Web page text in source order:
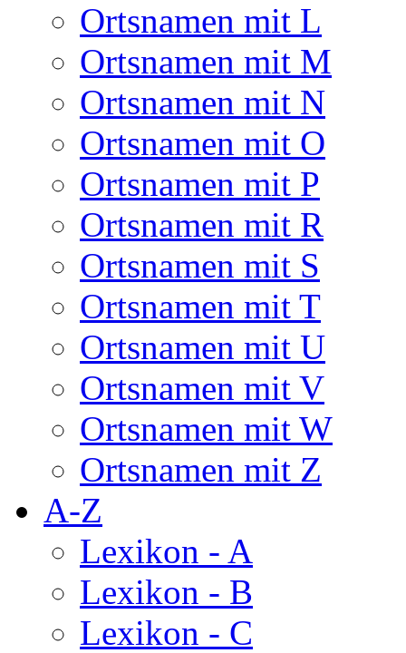
Ortsnamen mit L
Ortsnamen mit M
Ortsnamen mit N
Ortsnamen mit O
Ortsnamen mit P
Ortsnamen mit R
Ortsnamen mit S
Ortsnamen mit T
Ortsnamen mit U
Ortsnamen mit V
Ortsnamen mit W
Ortsnamen mit Z
A-Z
Lexikon - A
Lexikon - B
Lexikon - C